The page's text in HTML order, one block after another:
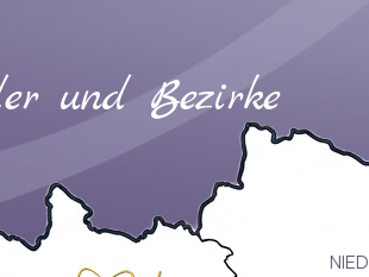
und Bezirke